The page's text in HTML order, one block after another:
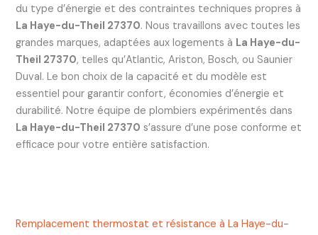
du type d’énergie et des contraintes techniques propres à
La Haye-du-Theil 27370. Nous travaillons avec toutes les
grandes marques, adaptées aux logements à La Haye-du-
Theil 27370, telles qu’Atlantic, Ariston, Bosch, ou Saunier
Duval. Le bon choix de la capacité et du modèle est
essentiel pour garantir confort, économies d’énergie et
durabilité. Notre équipe de plombiers expérimentés dans
La Haye-du-Theil 27370 s’assure d’une pose conforme et
efficace pour votre entière satisfaction.
Remplacement thermostat et résistance à La Haye-du-